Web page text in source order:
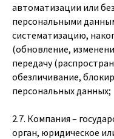
автоматизации или
персональными
систематизацию,
(обновление,
передачу
обезличивание,
персональных данных;
2.7. Компания –
орган, юридическое